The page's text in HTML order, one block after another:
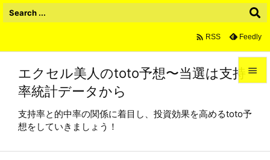
エクセル美人のtoto予想〜当選は支持
率統計データから
支持率と的中率の関係に着目し、投資効果を高めるtoto予
想をしていきましょう！

メニュ
 RSS Feedly